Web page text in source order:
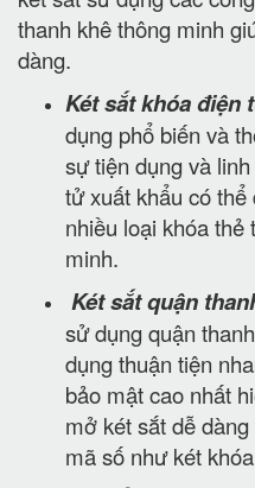
thanh khê thông minh
dàng.
Két sắt khóa điện
dụng phổ biến và
sự tiện dụng và
tử xuất khẩu có
nhiều loại khóa thẻ
minh.
Két sắt quận
sử dụng quận
dụng thuận tiện
bảo mật cao nhất
mở két sắt dễ
mã số như két